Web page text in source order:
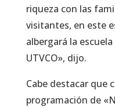
riqueza con las
visitantes, en este
albergará la
UTVCO», dijo.
Cabe destacar que
programación de